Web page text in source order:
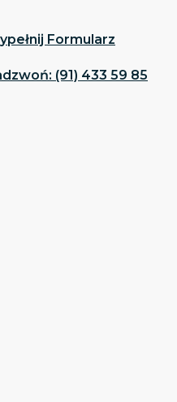
Formularz
(91) 433 59 85